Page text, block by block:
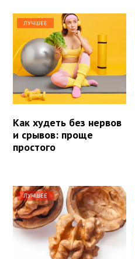
ЛУЧШЕЕ
Как худеть без нервов
и срывов: проще
простого
ЛУЧШЕЕ